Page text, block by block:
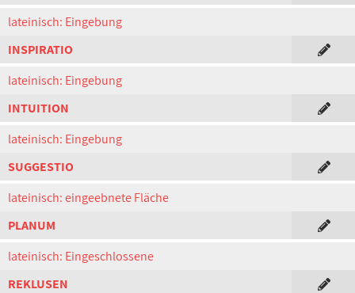
lateinisch: Eingebung
INSPIRATIO
lateinisch: Eingebung
INTUITION
lateinisch: Eingebung
SUGGESTIO
lateinisch: eingeebnete Fläche
PLANUM
lateinisch: Eingeschlossene
REKLUSEN